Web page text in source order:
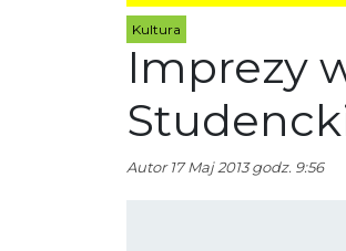
Kultura
Imprezy
Autor17 Maj 2013 godz. 9:56